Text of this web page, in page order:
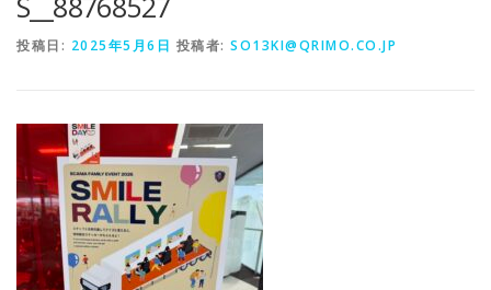
投稿日: 2025年5月6日 投稿者: SO13KI@QRIMO.CO.JP